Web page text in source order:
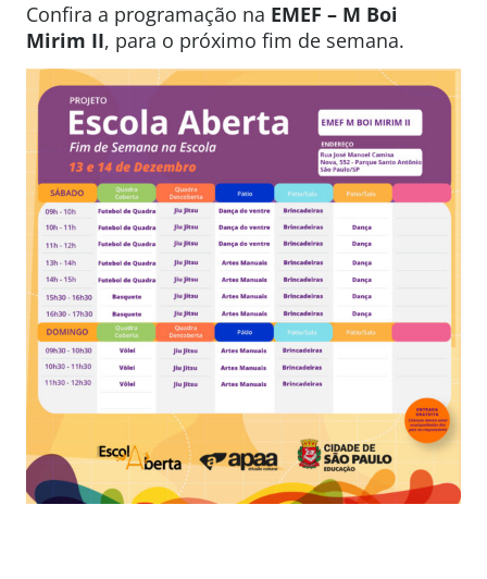
Confira a programação na EMEF – M Boi
Mirim II, para o próximo fim de semana.